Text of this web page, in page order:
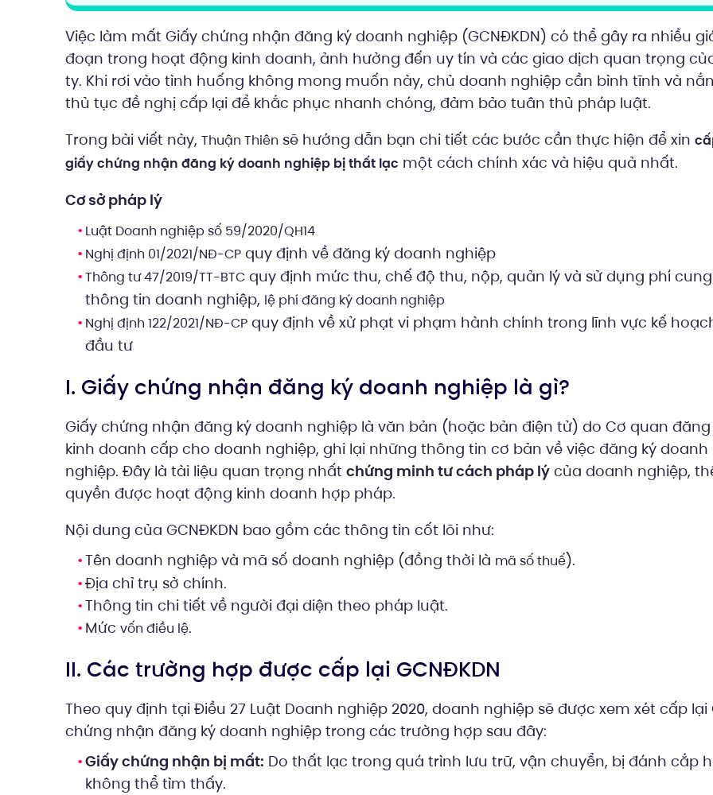
Việc làm mất Giấy chứng nhận đăng ký doanh nghiệp (GCNĐKDN) có thể gây ra nhiều
đoạn trong hoạt động kinh doanh, ảnh hưởng đến uy tín và các giao dịch quan trọng
ty. Khi rơi vào tình huống không mong muốn này, chủ doanh nghiệp cần bình tĩnh và
thủ tục đề nghị cấp lại để khắc phục nhanh chóng, đảm bảo tuân thủ pháp luật.
Trong bài viết này, Thuận Thiên sẽ hướng dẫn bạn chi tiết các bước cần thực hiện để xin
giấy chứng nhận đăng ký doanh nghiệp bị thất lạc một cách chính xác và hiệu quả nhất.
Cơ sở pháp lý
Luật Doanh nghiệp số 59/2020/QH14
Nghị định 01/2021/NĐ-CP quy định về đăng ký doanh nghiệp
Thông tư 47/2019/TT-BTC quy định mức thu, chế độ thu, nộp, quản lý và sử dụng phí
thông tin doanh nghiệp, lệ phí đăng ký doanh nghiệp
Nghị định 122/2021/NĐ-CP quy định về xử phạt vi phạm hành chính trong lĩnh vực kế
đầu tư
I. Giấy chứng nhận đăng ký doanh nghiệp là gì?
Giấy chứng nhận đăng ký doanh nghiệp là văn bản (hoặc bản điện tử) do Cơ quan đăng
kinh doanh cấp cho doanh nghiệp, ghi lại những thông tin cơ bản về việc đăng ký doanh
nghiệp. Đây là tài liệu quan trọng nhất chứng minh tư cách pháp lý của doanh nghiệp,
quyền được hoạt động kinh doanh hợp pháp.
Nội dung của GCNĐKDN bao gồm các thông tin cốt lõi như:
Tên doanh nghiệp và mã số doanh nghiệp (đồng thời là mã số thuế).
Địa chỉ trụ sở chính.
Thông tin chi tiết về người đại diện theo pháp luật.
Mức vốn điều lệ.
II. Các trường hợp được cấp lại GCNĐKDN
Theo quy định tại Điều 27 Luật Doanh nghiệp 2020, doanh nghiệp sẽ được xem xét cấp lại
chứng nhận đăng ký doanh nghiệp trong các trường hợp sau đây:
Giấy chứng nhận bị mất: Do thất lạc trong quá trình lưu trữ, vận chuyển, bị đánh cắp
không thể tìm thấy.